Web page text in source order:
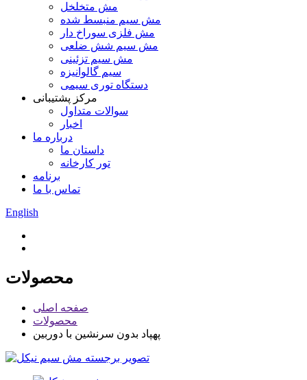
مش متخلخل
مش سیم منبسط شده
مش فلزی سوراخ دار
مش سیم شش ضلعی
مش سیم تزئینی
سیم گالوانیزه
دستگاه توری سیمی
مرکز پشتیبانی
سوالات متداول
اخبار
درباره ما
داستان ما
تور کارخانه
برنامه
تماس با ما
English
محصولات
صفحه اصلی
محصولات
پهپاد بدون سرنشین با دوربین